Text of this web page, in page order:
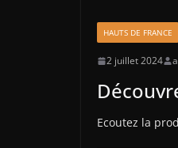
HAUTS DE FRANCE
2 juillet 2024
Ecoutez la